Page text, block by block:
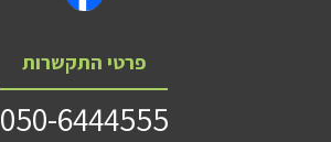
פרטי התקשרות
050-6444555